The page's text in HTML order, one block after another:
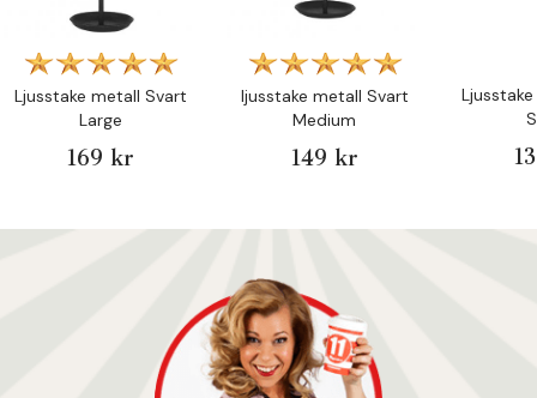
Ljusstake metall Svart
Large
169 kr
ljusstake metall Svart
Medium
149 kr